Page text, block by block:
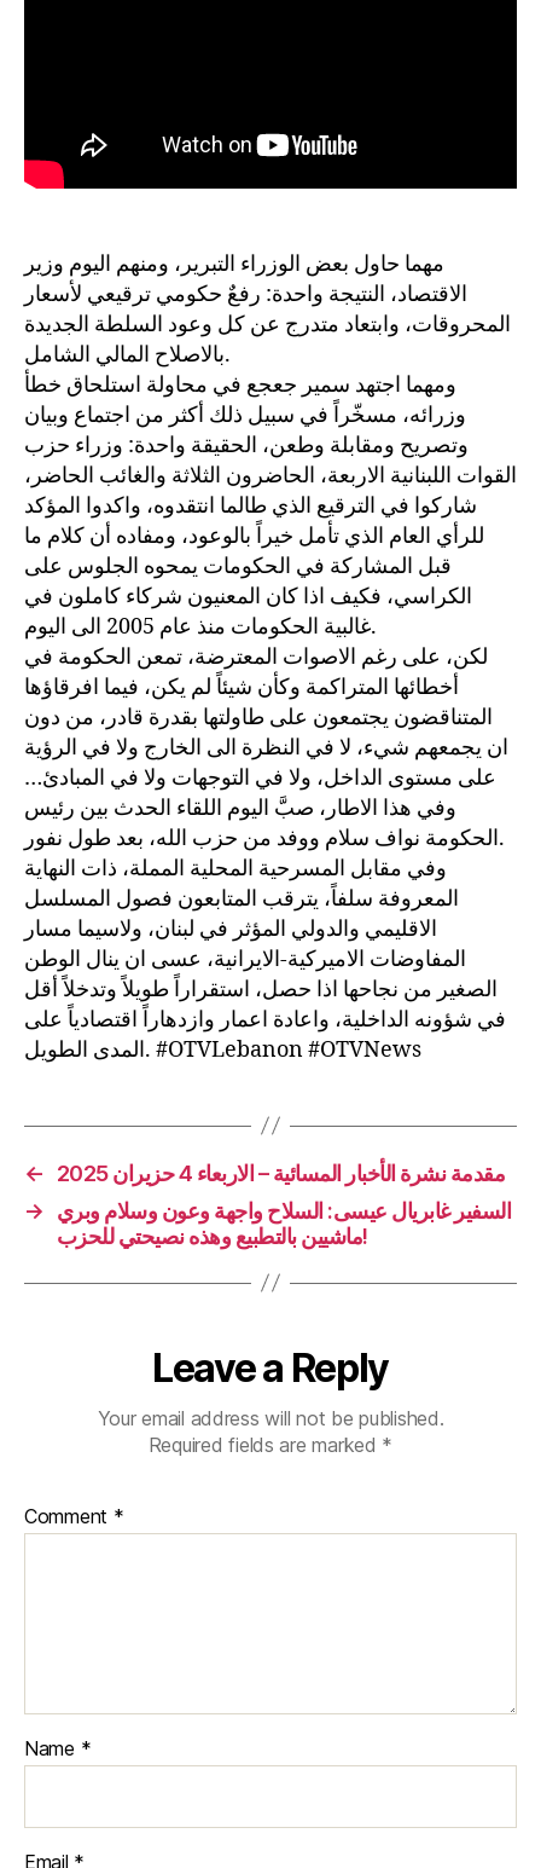
مهما حاول بعض الوزراء التبرير، ومنهم اليوم وزير
الاقتصاد، النتيجة واحدة: رفعٌ حكومي ترقيعي لأسعار
المحروقات، وابتعاد متدرج عن كل وعود السلطة الجديدة
بالاصلاح المالي الشامل.
ومهما اجتهد سمير جعجع في محاولة استلحاق خطأ
وزرائه، مسخّراً في سبيل ذلك أكثر من اجتماع وبيان
وتصريح ومقابلة وطعن، الحقيقة واحدة: وزراء حزب
القوات اللبنانية الاربعة، الحاضرون الثلاثة والغائب الحاضر،
شاركوا في الترقيع الذي طالما انتقدوه، واكدوا المؤكد
للرأي العام الذي تأمل خيراً بالوعود، ومفاده أن كلام ما
قبل المشاركة في الحكومات يمحوه الجلوس على
الكراسي، فكيف اذا كان المعنيون شركاء كاملون في
غالبية الحكومات منذ عام 2005 الى اليوم.
لكن، على رغم الاصوات المعترضة، تمعن الحكومة في
أخطائها المتراكمة وكأن شيئاً لم يكن، فيما افرقاؤها
المتناقضون يجتمعون على طاولتها بقدرة قادر، من دون
ان يجمعهم شيء، لا في النظرة الى الخارج ولا في الرؤية
على مستوى الداخل، ولا في التوجهات ولا في المبادئ…
وفي هذا الاطار، صبَّ اليوم اللقاء الحدث بين رئيس
الحكومة نواف سلام ووفد من حزب الله، بعد طول نفور.
وفي مقابل المسرحية المحلية المملة، ذات النهاية
المعروفة سلفاً، يترقب المتابعون فصول المسلسل
الاقليمي والدولي المؤثر في لبنان، ولاسيما مسار
المفاوضات الاميركية-الايرانية، عسى ان ينال الوطن
الصغير من نجاحها اذا حصل، استقراراً طويلاً وتدخلاً أقل
في شؤونه الداخلية، واعادة اعمار وازدهاراً اقتصادياً على
المدى الطويل. #OTVLebanon #OTVNews
←
مقدمة نشرة الأخبار المسائية – الاربعاء 4 حزيران 2025
→
السفير غابريال عيسى: السلاح واجهة وعون وسلام وبري
ماشيين بالتطبيع وهذه نصيحتي للحزب!
Leave a Reply
Your email address will not be published.
Required fields are marked *
Comment *
Name *
Email *